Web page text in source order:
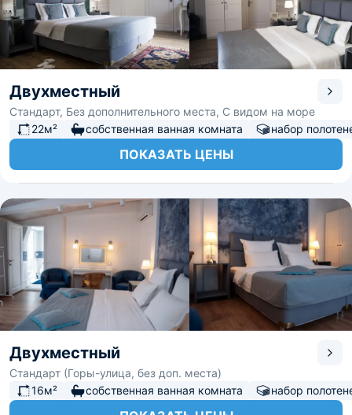
Двухместный
Стандарт, Без дополнительного места, С видом на море
22м²
собственная ванная комната набор
ПОКАЗАТЬ ЦЕНЫ
Двухместный
Стандарт (Горы-улица, без доп. места)
16м²
собственная ванная комната набор